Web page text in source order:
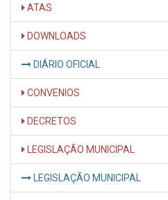
ATAS
DOWNLOADS
DIÁRIO OFICIAL
CONVENIOS
DECRETOS
LEGISLAÇÃO MUNICIPAL
LEGISLAÇÃO MUNICIPAL